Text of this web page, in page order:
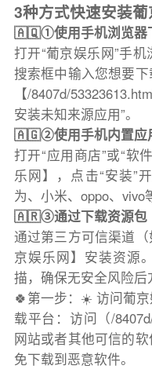
3种方式快速安装葡
🇦🇶①使用手机浏览器
打开“葡京娱乐网”手
搜索框中输入您想要
【/8407d/
安装未知来源应用”。
🇦🇬②使用手机内置应
打开“应用商店”或“软
乐网】，点击“安装”
为、小米、oppo、vivo
🇦🇷③通过下载资源包
通过第三方可信渠道
京娱乐网】安装资源
描，确保无安全风险后
🍀第一步：☀️ 访问葡
载平台：访问（/
网站或者其他可信的
免下载到恶意软件。